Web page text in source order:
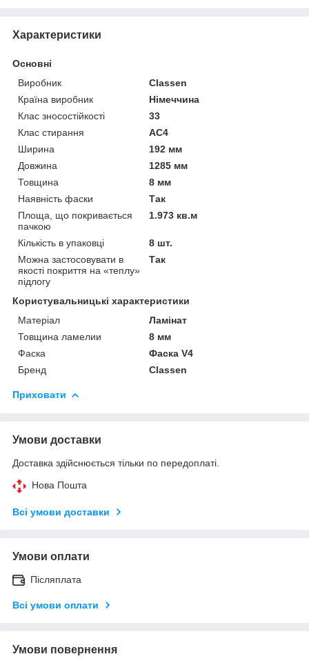
Характеристики
Основні
Виробник
Classen
Країна виробник
Німеччина
Клас зносостійкості
33
Клас стирання
АС4
Ширина
192 мм
Довжина
1285 мм
Товщина
8 мм
Наявність фаски
Так
Площа, що покривається
пачкою
1.973 кв.м
Кількість в упаковці
8 шт.
Можна застосовувати в
якості покриття на «теплу»
підлогу
Так
Користувальницькі характеристики
Матеріал
Ламінат
Товщина ламелии
8 мм
Фаска
Фаска V4
Бренд
Classen
Приховати
Умови доставки
Доставка здійснюється тільки по передоплаті.
Нова Пошта
Всі умови доставки
Умови оплати
Післяплата
Всі умови оплати
Умови повернення